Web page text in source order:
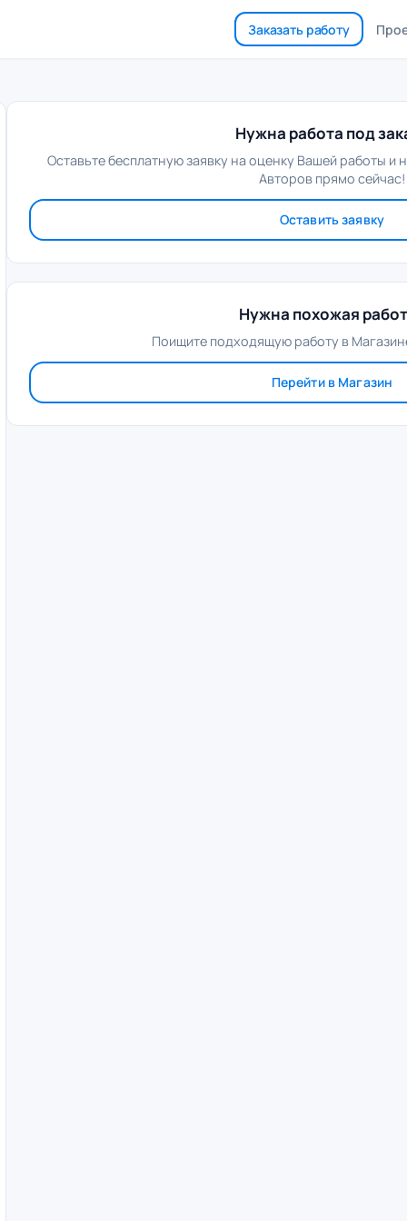
Заказать работу
Нужна работа под
Оставьте бесплатную заявку на оценку Вашей работы и
Авторов прямо сейчас!
Оставить заявку
Нужна похожая
Поищите подходящую работу в
Перейти в Магазин